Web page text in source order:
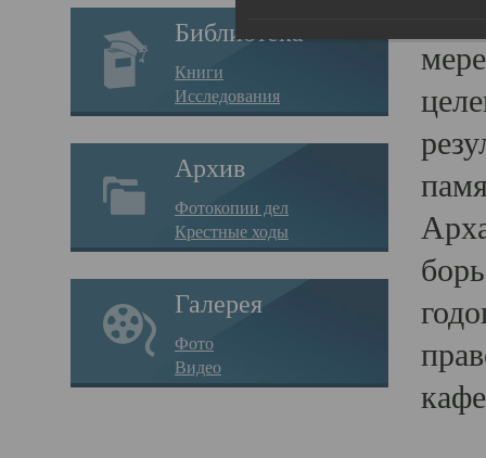
Библиотека
Книги
Исследования
Архив
Фотокопии дел
Крестные ходы
Галерея
Фото
Видео